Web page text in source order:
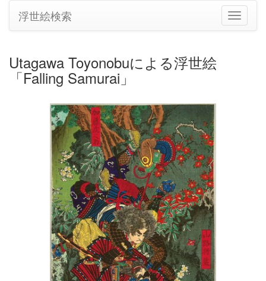
ナ
ビ
浮世絵検索
Utagawa Toyonobuによる浮世絵
「Falling Samurai」